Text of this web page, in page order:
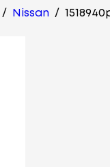
/ Nissan /